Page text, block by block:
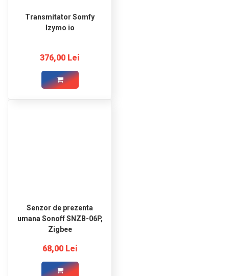
Transmitator Somfy
Izymo io
376,00 Lei
Senzor de prezenta
umana Sonoff SNZB-06P,
Zigbee
68,00 Lei